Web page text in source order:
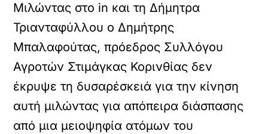
Μιλώντας στο in και τη Δήμητρα
Τριανταφύλλου ο Δημήτρης
Μπαλαφούτας, πρόεδρος Συλλόγου
Αγροτών Στιμάγκας Κορινθίας δεν
έκρυψε τη δυσαρέσκειά για την κίνηση
αυτή μιλώντας για απόπειρα διάσπασης
από μια μειοψηφία ατόμων του